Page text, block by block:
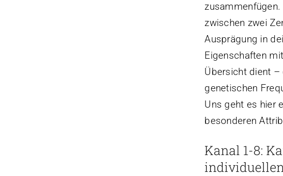
zwischen zwei
Ausprägung in
Eigenschaften
Übersicht dient –
genetischen
Uns geht es hier
besonderen
Kanal 1-8: